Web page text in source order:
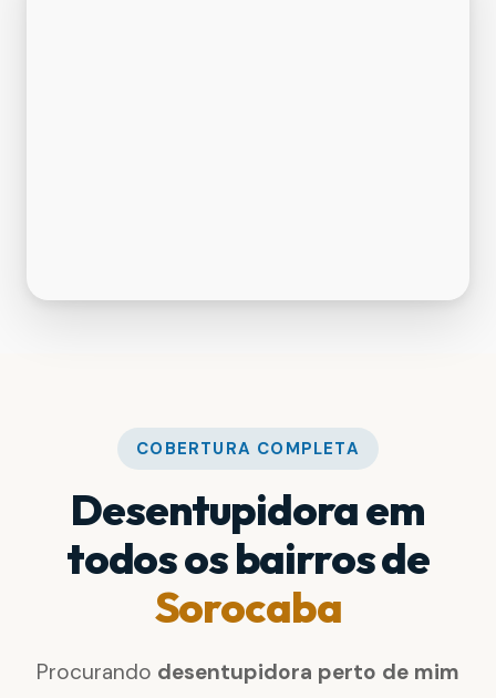
COBERTURA COMPLETA
Desentupidora em
todos os bairros de
Sorocaba
Procurando desentupidora perto de mim